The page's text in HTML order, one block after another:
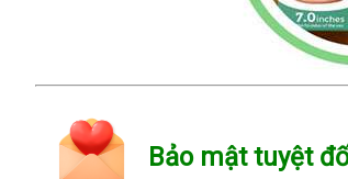
Bảo mật tuyệt